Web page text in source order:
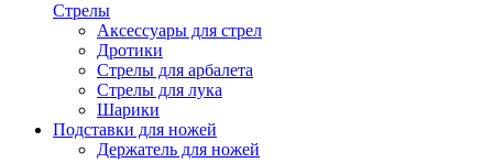
Стрелы
Аксессуары для стрел
Дротики
Стрелы для арбалета
Стрелы для лука
Шарики
Подставки для ножей
Держатель для ножей